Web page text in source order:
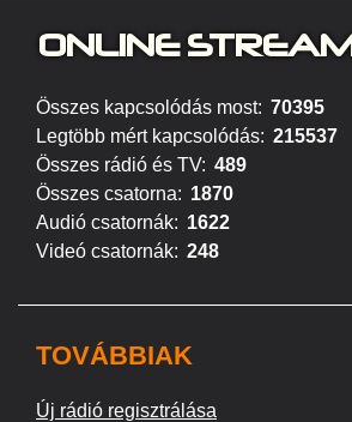
ONLINE STREAM
Összes kapcsolódás most: 70395
Legtöbb mért kapcsolódás: 215537
Összes rádió és TV: 489
Összes csatorna: 1870
Audió csatornák: 1622
Videó csatornák: 248
TOVÁBBIAK
Új rádió regisztrálása